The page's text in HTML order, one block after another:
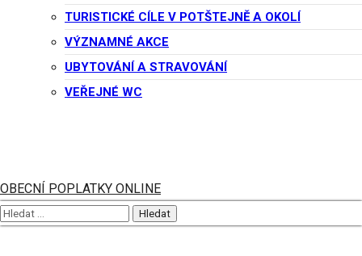
TURISTICKÉ CÍLE V POTŠTEJNĚ A OKOLÍ
VÝZNAMNÉ AKCE
UBYTOVÁNÍ A STRAVOVÁNÍ
VEŘEJNÉ WC
OBECNÍ POPLATKY ONLINE
Human Resources